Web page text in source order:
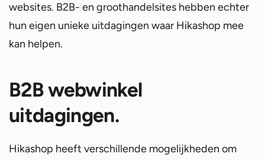
websites. B2B- en groothandelsites hebben echter
hun eigen unieke uitdagingen waar Hikashop mee
kan helpen.
B2B webwinkel
uitdagingen.
Hikashop heeft verschillende mogelijkheden om